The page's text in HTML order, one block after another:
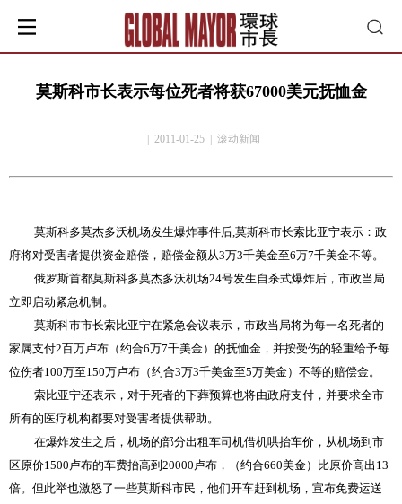
莫斯科市长表示每位死者将获67000美元抚恤金
| 2011-01-25 | 滚动新闻
莫斯科多莫杰多沃机场发生爆炸事件后,莫斯科市长索比亚宁表示：政
府将对受害者提供资金赔偿，赔偿金额从3万3千美金至6万7千美金不等。
俄罗斯首都莫斯科多莫杰多沃机场24号发生自杀式爆炸后，市政当局
立即启动紧急机制。
莫斯科市市长索比亚宁在紧急会议表示，市政当局将为每一名死者的
家属支付2百万卢布（约合6万7千美金）的抚恤金，并按受伤的轻重给予每
位伤者100万至150万卢布（约合3万3千美金至5万美金）不等的赔偿金。
索比亚宁还表示，对于死者的下葬预算也将由政府支付，并要求全市
所有的医疗机构都要对受害者提供帮助。
在爆炸发生之后，机场的部分出租车司机借机哄抬车价，从机场到市
区原价1500卢布的车费抬高到 20000卢布，（约合660美金）比原价高出 13
倍。但此举也激怒了一些莫斯科市民，他们开车赶到机场，宣布免费运送